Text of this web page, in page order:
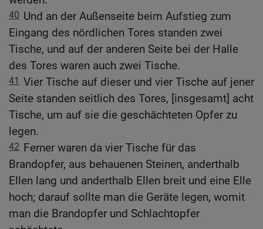
40 Und an der Außenseite beim Aufstieg zum
Eingang des nördlichen Tores standen zwei
Tische, und auf der anderen Seite bei der Halle
des Tores waren auch zwei Tische.
41 Vier Tische auf dieser und vier Tische auf jener
Seite standen seitlich des Tores, [insgesamt] acht
Tische, um auf sie die geschächteten Opfer zu
legen.
42 Ferner waren da vier Tische für das
Brandopfer, aus behauenen Steinen, anderthalb
Ellen lang und anderthalb Ellen breit und eine Elle
hoch; darauf sollte man die Geräte legen, womit
man die Brandopfer und Schlachtopfer